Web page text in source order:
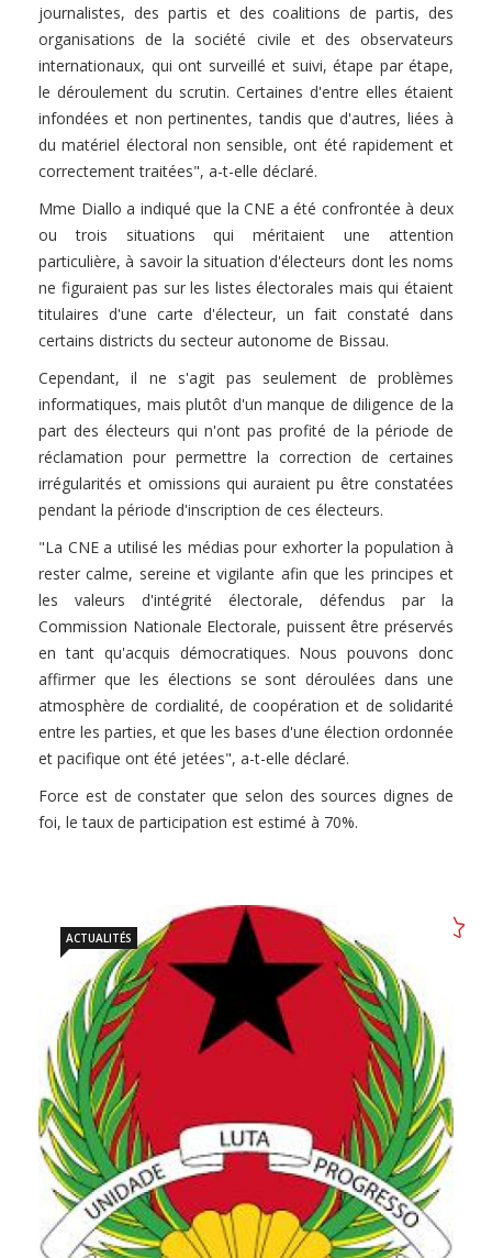
journalistes, des partis et des coalitions de partis, des
organisations de la société civile et des observateurs
internationaux, qui ont surveillé et suivi, étape par étape,
le déroulement du scrutin. Certaines d'entre elles étaient
infondées et non pertinentes, tandis que d'autres, liées à
du matériel électoral non sensible, ont été rapidement et
correctement traitées", a-t-elle déclaré.
Mme Diallo a indiqué que la CNE a été confrontée à deux
ou trois situations qui méritaient une attention
particulière, à savoir la situation d'électeurs dont les noms
ne figuraient pas sur les listes électorales mais qui étaient
titulaires d'une carte d'électeur, un fait constaté dans
certains districts du secteur autonome de Bissau.
Cependant, il ne s'agit pas seulement de problèmes
informatiques, mais plutôt d'un manque de diligence de la
part des électeurs qui n'ont pas profité de la période de
réclamation pour permettre la correction de certaines
irrégularités et omissions qui auraient pu être constatées
pendant la période d'inscription de ces électeurs.
"La CNE a utilisé les médias pour exhorter la population à
rester calme, sereine et vigilante afin que les principes et
les valeurs d'intégrité électorale, défendus par la
Commission Nationale Electorale, puissent être préservés
en tant qu'acquis démocratiques. Nous pouvons donc
affirmer que les élections se sont déroulées dans une
atmosphère de cordialité, de coopération et de solidarité
entre les parties, et que les bases d'une élection ordonnée
et pacifique ont été jetées", a-t-elle déclaré.
Force est de constater que selon des sources dignes de
foi, le taux de participation est estimé à 70%.
ACTUALITÉS